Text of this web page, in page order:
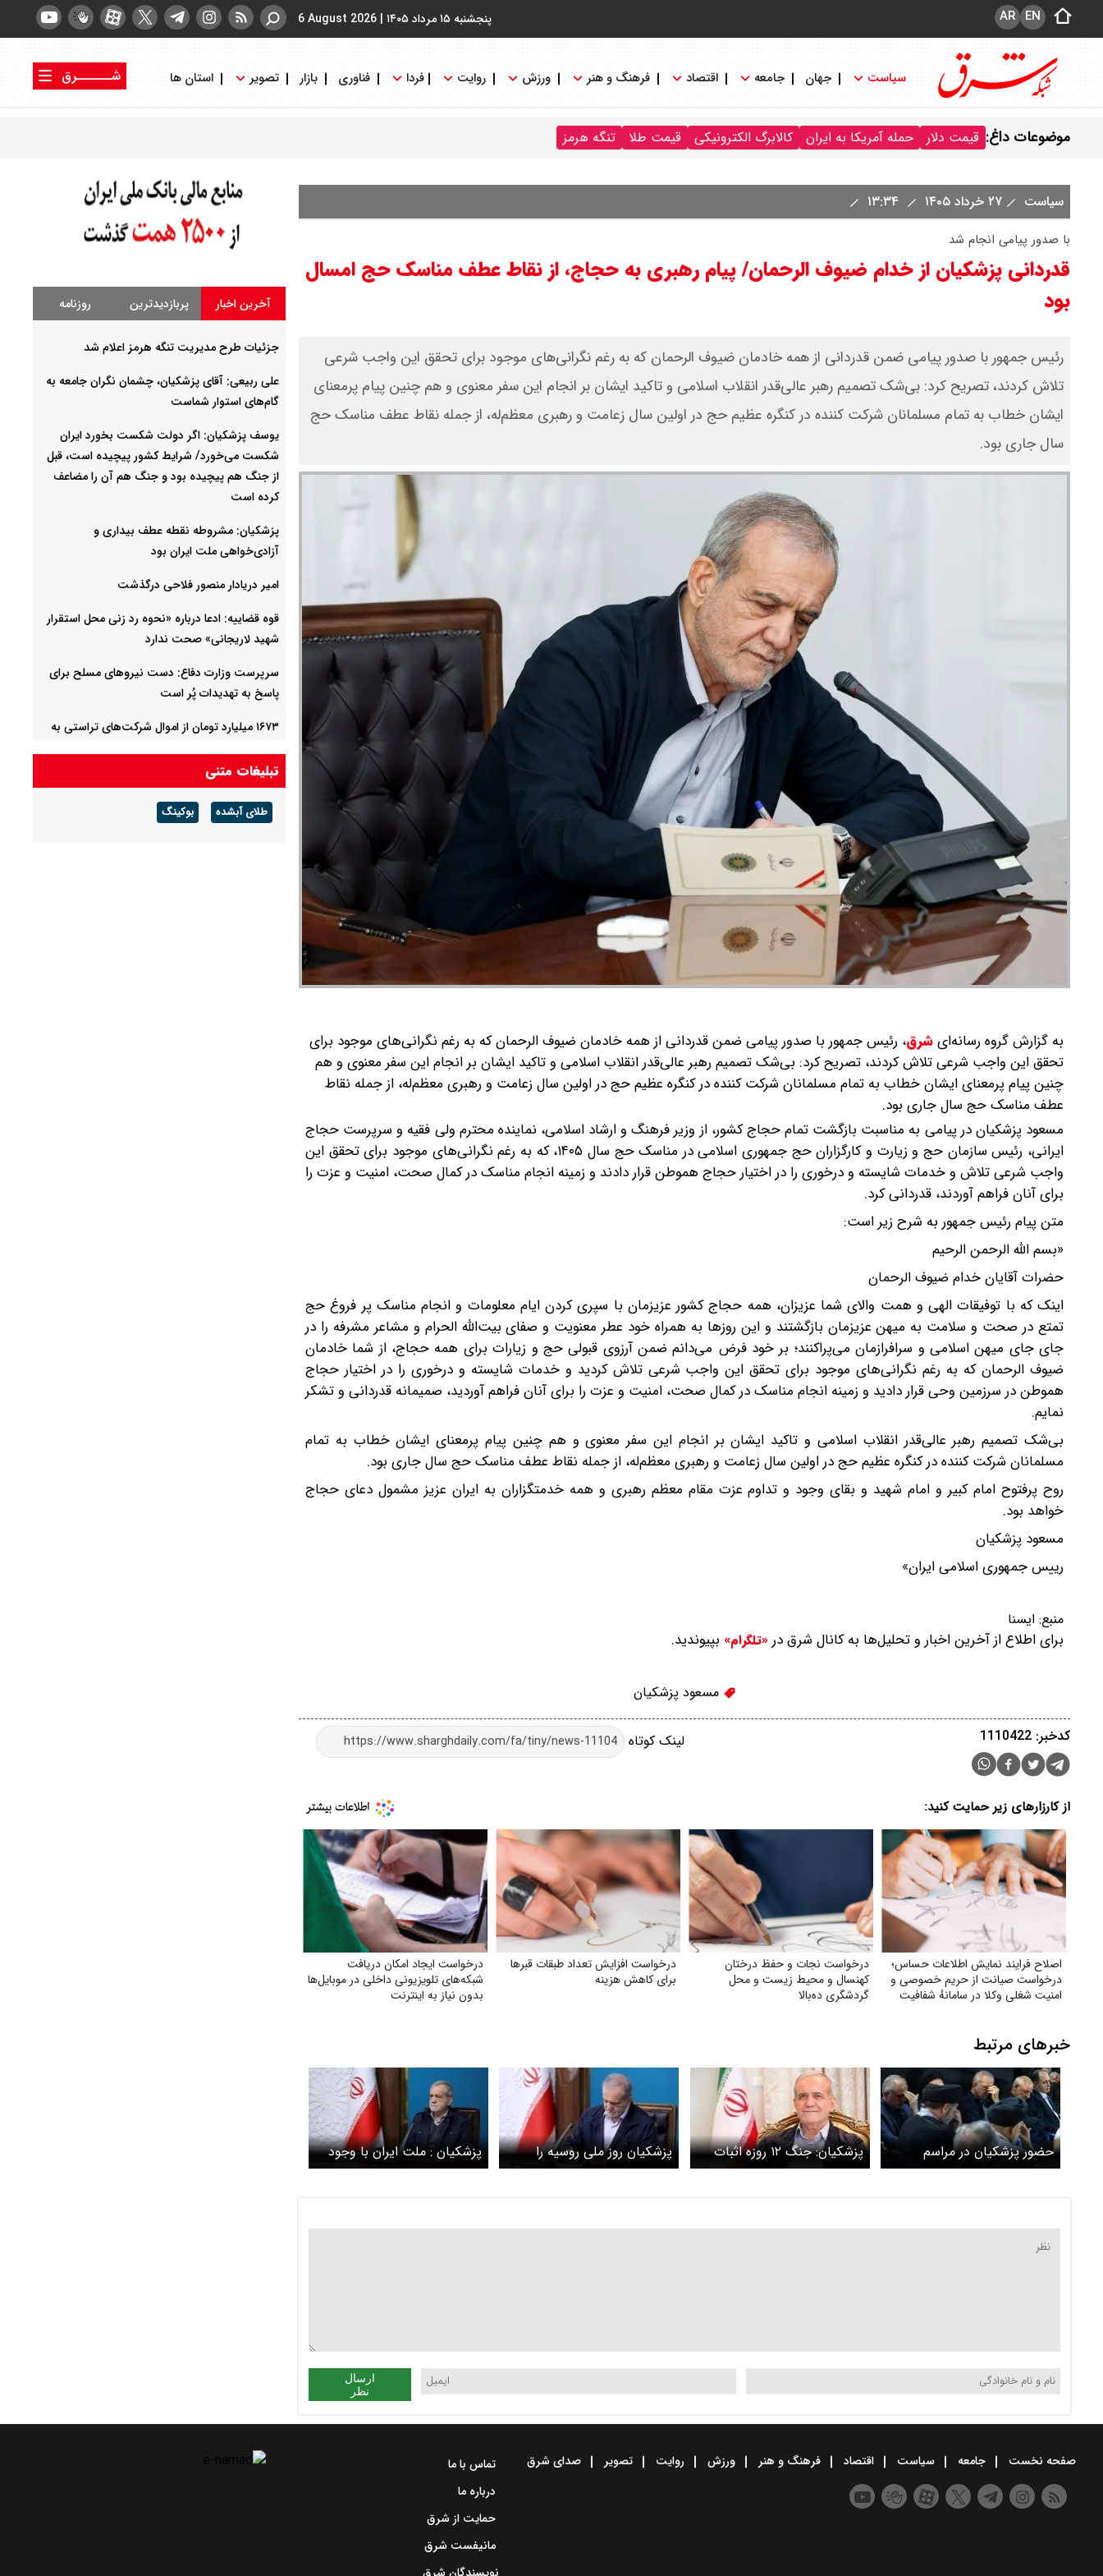
پنجشنبه ۱۵ مرداد ۱۴۰۵ |
6 August 2026 EN
AR
سیاست جهان جامعه اقتصاد فرهنگ و هنر ورزش روایت فردا فناوری بازار تصویر استان ها
شــــــرق
موضوعات داغ: قیمت دلار حمله آمریکا به ایران کالابرگ الکترونیکی قیمت طلا تنگه هرمز
سیاست ۲۷ خرداد ۱۴۰۵
با صدور پیامی انجام شد
قدردانی پزشکیان از خدام ضیوف الرحمان/ پیام رهبری به حجاج، از نقاط عطف مناسک حج امسال
بود
رئیس جمهور با صدور پیامی ضمن قدردانی از همه خادمان ضیوف الرحمان که به رغم نگرانی‌های موجود برای تحقق این واجب شرعی
تلاش کردند، تصریح کرد: بی‌شک تصمیم رهبر عالی‌قدر انقلاب اسلامی و تاکید ایشان بر انجام این سفر معنوی و هم چنین پیام پرمعنای
ایشان خطاب به تمام مسلمانان شرکت کننده در کنگره عظیم حج در اولین سال زعامت و رهبری معظم‌له، از جمله نقاط عطف مناسک حج
سال جاری بود.
به گزارش گروه رسانه‌ایشرق، رئیس جمهور با صدور پیامی ضمن قدردانی از همه خادمان ضیوف الرحمان که به رغم نگرانی‌های موجود برای
تحقق این واجب شرعی تلاش کردند، تصریح کرد: بی‌شک تصمیم رهبر عالی‌قدر انقلاب اسلامی و تاکید ایشان بر انجام این سفر معنوی و هم
چنین پیام پرمعنای ایشان خطاب به تمام مسلمانان شرکت کننده در کنگره عظیم حج در اولین سال زعامت و رهبری معظم‌له، از جمله نقاط
عطف مناسک حج سال جاری بود.
مسعود پزشکیان در پیامی به مناسبت بازگشت تمام حجاج کشور، از وزیر فرهنگ و ارشاد اسلامی، نماینده محترم ولی فقیه و سرپرست حجاج
ایرانی، رئیس سازمان حج و زیارت و کارگزاران حج جمهوری اسلامی در مناسک حج سال ۱۴۰۵، که به رغم نگرانی‌های موجود برای تحقق این
واجب شرعی تلاش و خدمات شایسته و درخوری را در اختیار حجاج هموطن قرار دادند ‌و زمینه انجام مناسک در کمال ‌صحت، امنیت و عزت را
برای آنان فراهم آوردند، قدردانی کرد.
متن پیام رئیس جمهور به شرح زیر است:
«بسم الله الرحمن الرحیم
حضرات آقایان خدام ضیوف الرحمان
اینک که با توفیقات الهی و همت والای شما عزیزان، همه حجاج کشور عزیزمان با سپری کردن ایام معلومات و انجام مناسک پر فروغ حج
تمتع در صحت و سلامت به میهن عزیزمان بازگشتند و این روزها به همراه خود عطر معنویت و صفای بیت‌الله الحرام و مشاعر مشرفه را در
جای جای میهن اسلامی و سرافرازمان می‌پراکنند؛ بر خود فرض می‌دانم ضمن آرزوی قبولی حج و زیارات برای همه حجاج، از شما خادمان
ضیوف الرحمان که به رغم نگرانی‌های موجود برای تحقق این واجب شرعی تلاش کردید و خدمات شایسته و درخوری را در اختیار حجاج
هموطن ‌در ‌سرزمین وحی‌ قرار دادید ‌و زمینه انجام مناسک در کمال ‌صحت، امنیت و عزت را برای آنان فراهم آوردید، صمیمانه قدردانی و تشکر
نمایم.
بی‌شک تصمیم رهبر عالی‌قدر انقلاب اسلامی و تاکید ایشان بر انجام این سفر معنوی و هم چنین پیام پرمعنای ایشان خطاب به تمام
مسلمانان شرکت کننده در کنگره عظیم حج در اولین سال زعامت و رهبری معظم‌له، از جمله نقاط عطف مناسک حج سال جاری بود.
روح پرفتوح امام‌ کبیر و امام شهید و بقای وجود و تداوم عزت مقام معظم رهبری و همه خدمتگزاران به ایران عزیز مشمول دعای حجاج
خواهد بود.
مسعود پزشکیان
رییس جمهوری اسلامی ایران»
منبع: ایسنا
برای اطلاع از آخرین اخبار و تحلیل‌ها به کانال شرق در «تلگرام» بپیوندید.
مسعود پزشکیان
لینک کوتاه کدخبر: 1110422
از کارزارهای زیر حمایت کنید:
اصلاح فرایند نمایش اطلاعات حساس؛
درخواست صیانت از حریم خصوصی و
امنیت شغلی وکلا در سامانهٔ شفافیت
درخواست نجات و حفظ درختان
کهنسال و محیط زیست و محل
گردشگری ده‌بالا
درخواست افزایش تعداد طبقات قبر‌ها
برای کاهش هزینه
درخواست ایجاد امکان دریافت
شبکه‌های تلویزیونی داخلی در موبایل‌ها
بدون نیاز به اینترنت
خبرهای مرتبط
حضور پزشکیان در مراسم
گرامیداشت شهید خطیب
پزشکیان: جنگ ۱۲ روزه اثبات
کرد وقتی پای ایران در میان
پزشکیان روز ملی روسیه را
تبریک گفت
پزشکیان : ملت ایران با وجود
همه فشارها و تهدیدها، از عزت
ارسال
نظر
آخرین اخبار پربازدیدترین روزنامه
جزئیات طرح مدیریت تنگه هرمز اعلام شد
علی ربیعی: آقای پزشکیان، چشمان نگران جامعه به
گام‌های استوار شماست
یوسف پزشکیان: اگر دولت شکست بخورد ایران
شکست می‌خورد/ شرایط کشور پیچیده است، قبل
از جنگ هم پیچیده بود و جنگ هم آن را مضاعف‌
کرده است
پزشکیان: مشروطه نقطه عطف بیداری و
آزادی‌خواهی ملت ایران بود
امیر دریادار منصور فلاحی درگذشت
قوه قضاییه: ادعا درباره «نحوه رد زنی محل استقرار
شهید لاریجانی» صحت ندارد
سرپرست وزارت دفاع: دست نیروهای مسلح برای
پاسخ به تهدیدات پُر است
۱۶۷۳ میلیارد تومان از اموال شرکت‌های تراستی به
توقیف شد
فرمانده نیروی هوایی ارتش: در دفاع از ایران، جان
بر کف خواهیم بود
تبلیغات متنی
طلای آبشده بوکینگ
صفحه نخست جامعه سیاست اقتصاد فرهنگ و هنر ورزش روایت تصویر صدای شرق
تماس با ما
درباره ما
حمایت از شرق
مانیفست شرق